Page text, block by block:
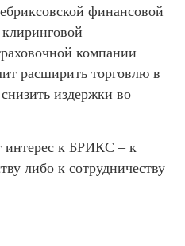
финансовой
компании
расширить торговлю в
издержки во
интерес к БРИКС – к
либо к сотрудничеству